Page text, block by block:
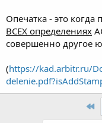
Опечатка - это когда
ВСЕХ определениях
совершенно другое
(https://kad.arbitr.ru/